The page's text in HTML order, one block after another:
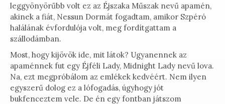
leggyönyörűbb volt ez az Éjszaka Műszak nevű apamén,
akinek a fiát, Nessun Dormát fogadtam, amikor Szpéró
halálának évfordulója volt, meg fordítgattam a
szállodámban.
Most, hogy kijövök ide, mit látok? Ugyanennek az
apaménnek fut egy Éjféli Lady, Midnight Lady nevű lova.
Na, ezt megpróbálom az emlékek kedvéért. Nem ilyen
egyszerű dolog ez a lófogadás, úgyhogy jót
bukfenceztem vele. De én egy fontban játszom